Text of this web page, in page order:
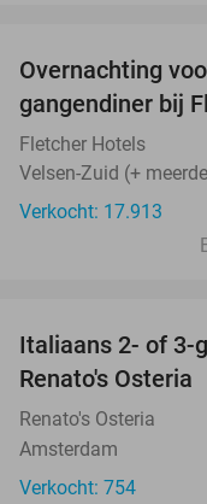
Overnachting
gangendiner bij
Fletcher Hotels
Velsen-Zuid (+
Verkocht: 17.913
Italiaans 2- of 3-
Renato's Osteria
Renato's Osteria
Amsterdam
Verkocht: 754